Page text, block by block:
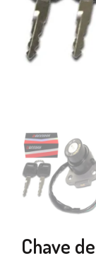
Chave